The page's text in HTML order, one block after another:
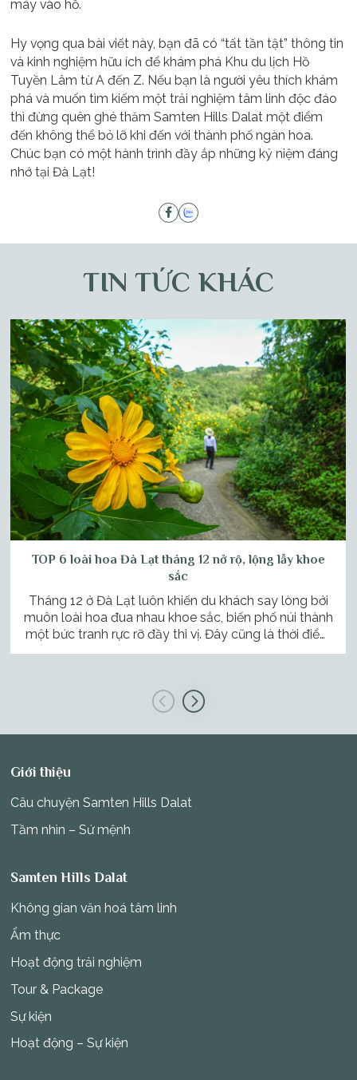
máy vào hồ.
Hy vọng qua bài viết này, bạn đã có “tất tần tật” thông tin
và kinh nghiệm hữu ích để khám phá Khu du lịch Hồ
Tuyền Lâm từ A đến Z. Nếu bạn là người yêu thích khám
phá và muốn tìm kiếm một trải nghiệm tâm linh độc đáo
thì đừng quên ghé thăm Samten Hills Dalat một điểm
đến không thể bỏ lỡ khi đến với thành phố ngàn hoa.
Chúc bạn có một hành trình đầy ắp những kỷ niệm đáng
nhớ tại Đà Lạt!
TIN TỨC KHÁC
TOP 6 loài hoa Đà Lạt tháng 12 nở rộ, lộng lẫy khoe
sắc
Tháng 12 ở Đà Lạt luôn khiến du khách say lòng bởi
muôn loài hoa đua nhau khoe sắc, biến phố núi thành
một bức tranh rực rỡ đầy thi vị. Đây cũng là thời điểm
lý tưởng để bạn chiêm ngưỡng vẻ đẹp tinh khôi của
Giới thiệu
Câu chuyện Samten Hills Dalat
Tầm nhìn – Sứ mệnh
Samten Hills Dalat
Không gian văn hoá tâm linh
Ẩm thực
Hoạt động trải nghiệm
Tour & Package
Sự kiện
Hoạt động – Sự kiện